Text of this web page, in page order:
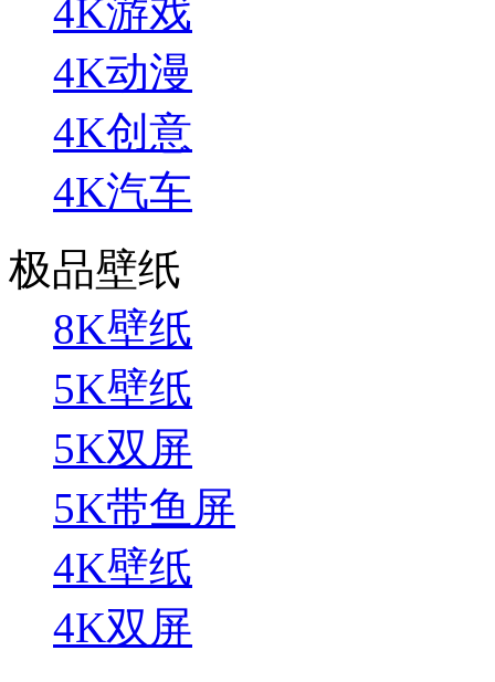
4K游戏
4K动漫
4K创意
4K汽车
极品壁纸
8K壁纸
5K壁纸
5K双屏
5K带鱼屏
4K壁纸
4K双屏